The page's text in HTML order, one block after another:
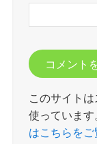
このサイト
使っています。
はこちらを